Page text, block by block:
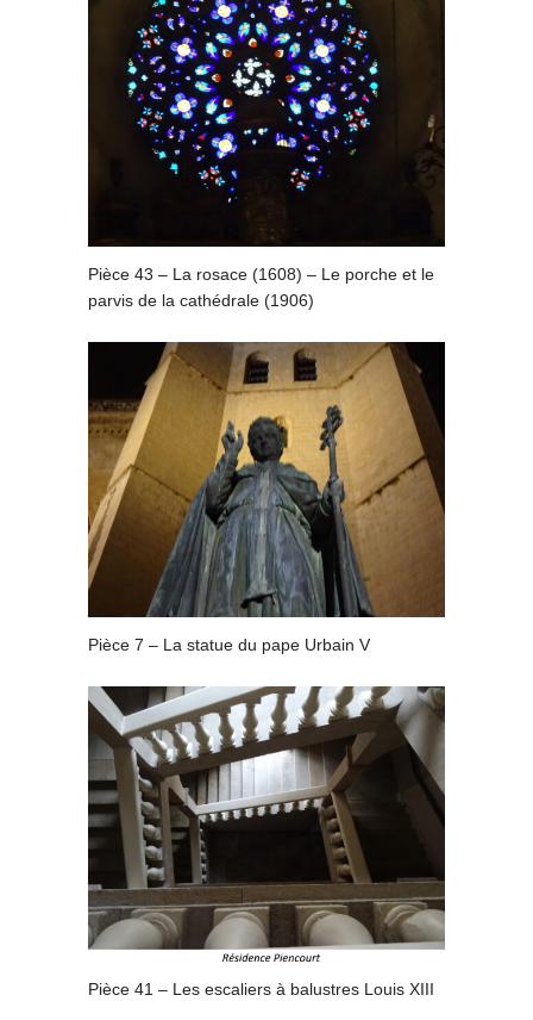
Pièce 43 – La rosace (1608) – Le porche et le
parvis de la cathédrale (1906)
Pièce 7 – La statue du pape Urbain V
Pièce 41 – Les escaliers à balustres Louis XIII